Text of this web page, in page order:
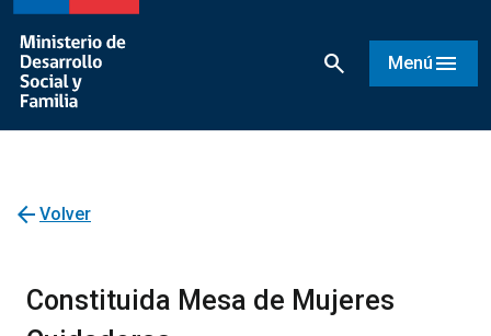
search Menú menu
arrow_back Volver
Constituida Mesa de Mujeres